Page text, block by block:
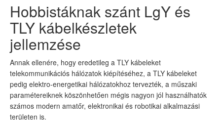
Hobbistáknak szánt LgY és
TLY kábelkészletek
jellemzése
Annak ellenére, hogy eredetileg a TLY kábeleket
telekommunikációs hálózatok kiépítéséhez, a TLY kábeleket
pedig elektro-energetikai hálózatokhoz tervezték, a műszaki
paramétereiknek köszönhetően mégis nagyon jól használhatók
számos modern amatőr, elektronikai és robotikai alkalmazási
területen is.